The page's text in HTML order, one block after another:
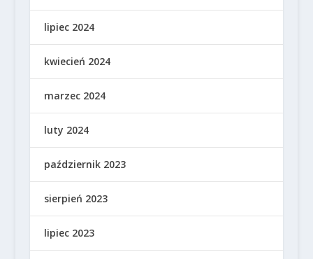
lipiec 2024
kwiecień 2024
marzec 2024
luty 2024
październik 2023
sierpień 2023
lipiec 2023